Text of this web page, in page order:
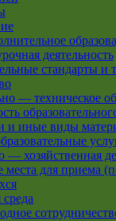
деятельность
стандарты и
— техническое
и иные виды
— хозяйственная
места для приема